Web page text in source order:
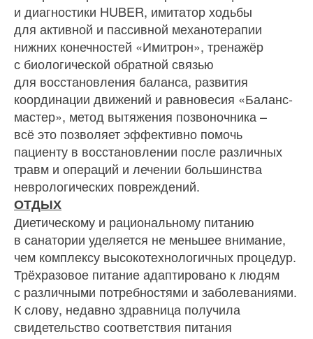
и диагностики HUBER, имитатор ходьбы
для активной и пассивной механотерапии
нижних конечностей «Имитрон», тренажёр
с биологической обратной связью
для восстановления баланса, развития
координации движений и равновесия «Баланс-
мастер», метод вытяжения позвоночника –
всё это позволяет эффективно помочь
пациенту в восстановлении после различных
травм и операций и лечении большинства
неврологических повреждений.
ОТДЫХ
Диетическому и рациональному питанию
в санатории уделяется не меньшее внимание,
чем комплексу высокотехнологичных процедур.
Трёхразовое питание адаптировано к людям
с различными потребностями и заболеваниями.
К слову, недавно здравница получила
свидетельство соответствия питания